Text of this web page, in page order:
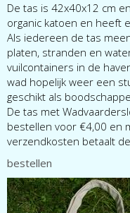
De tas is 42x40x12 cm
organic katoen en heeft
Als iedereen de tas
platen, stranden en
vuilcontainers in de
wad hopelijk weer een
geschikt als
De tas met
bestellen voor €4,00 en
verzendkosten betaalt
bestellen